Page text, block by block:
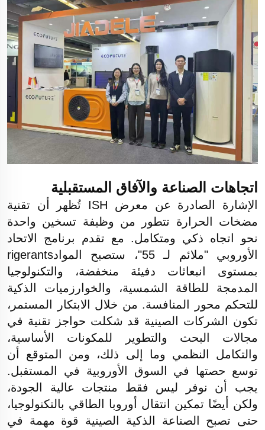
اتجاهات الصناعة والآفاق المستقبلية
الإشارة الصادرة عن معرض ISH تُظهر أن تقنية
مضخات الحرارة تتطور من وظيفة تسخين واحدة
نحو اتجاه ذكي ومتكامل. مع تقدم برنامج الاتحاد
الأوروبي "ملائم لـ 55"، ستصبح الموادrigerants
بمستوى انبعاثات دفيئة منخفضة، والتكنولوجيا
المدمجة للطاقة الشمسية، والخوارزميات الذكية
للتحكم محور المنافسة. من خلال الابتكار المستمر،
تكون الشركات الصينية قد شكلت حواجز تقنية في
مجالات البحث والتطوير للمكونات الأساسية،
والتكامل النظمي وما إلى ذلك، ومن المتوقع أن
توسع حصتها في السوق الأوروبية في المستقبل.
يجب أن نوفر ليس فقط منتجات عالية الجودة،
ولكن أيضًا تمكين انتقال أوروبا الطاقي بالتكنولوجيا،
حتى تصبح الصناعة الذكية الصينية قوة مهمة في